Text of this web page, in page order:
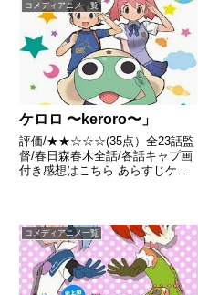
Wikipedia
コメディアニメ一覧
ケロロ 〜keroro〜」
評価/★★☆☆☆(35点）全23話監
督/春日森春木全話/各話キャプ画
付き感想はこちら あらすじケロ
ラッシュアニメーションとして新
プロジェクトを始動。...
コメディアニメ一覧